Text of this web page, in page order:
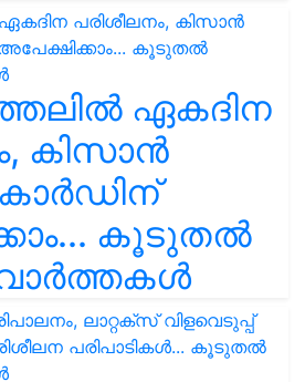
ഏകദിന
കിസാൻ
കാർഡിന്
കൂടുതൽ